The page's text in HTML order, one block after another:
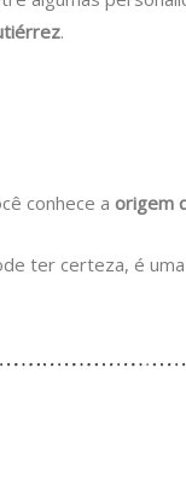
.
conhece a origem
ter certeza, é